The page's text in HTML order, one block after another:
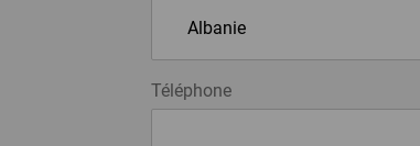
Téléphone